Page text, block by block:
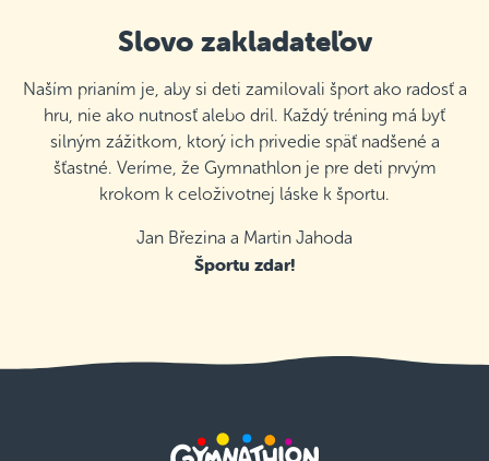
Slovo zakladateľov
Naším prianím je, aby si deti zamilovali šport ako radosť a
hru, nie ako nutnosť alebo dril. Každý tréning má byť
silným zážitkom, ktorý ich privedie späť nadšené a
šťastné. Veríme, že Gymnathlon je pre deti prvým
krokom k celoživotnej láske k športu.
Jan Březina a Martin Jahoda
Športu zdar!